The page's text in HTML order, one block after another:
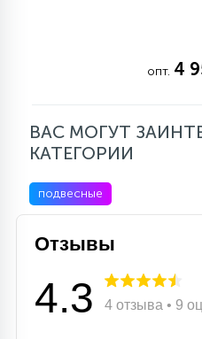
опт. 4
ВАС МОГУТ
КАТЕГОРИИ
подвесные
Отзывы
4.3 4 отзыва • 9